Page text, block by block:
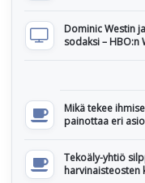
Dominic Westin
sodaksi – HBO:n
Mikä tekee
painottaa eri
Tekoäly-yhtiö